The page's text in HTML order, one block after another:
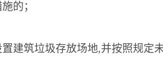
的；
建筑垃圾存放场地,并按照规定